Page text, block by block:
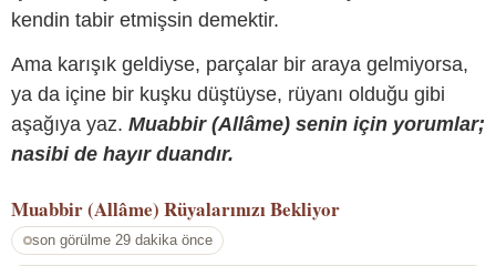
kendin tabir etmişsin demektir.
Ama karışık geldiyse, parçalar bir araya gelmiyorsa,
ya da içine bir kuşku düştüyse, rüyanı olduğu gibi
aşağıya yaz. Muabbir (Allâme) senin için yorumlar;
nasibi de hayır duandır.
Muabbir (Allâme) Rüyalarınızı Bekliyor
son görülme 29 dakika önce